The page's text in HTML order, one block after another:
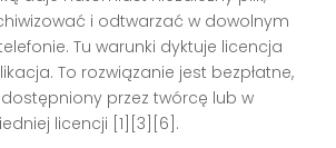
i odtwarzać w dowolnym
Tu warunki dyktuje licencja
To rozwiązanie jest bezpłatne,
przez twórcę lub w
licencji [1][3][6].